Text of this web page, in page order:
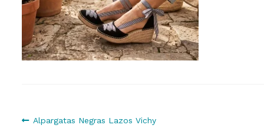
Navegación
Anterior:
Alpargatas Negras Lazos Vichy